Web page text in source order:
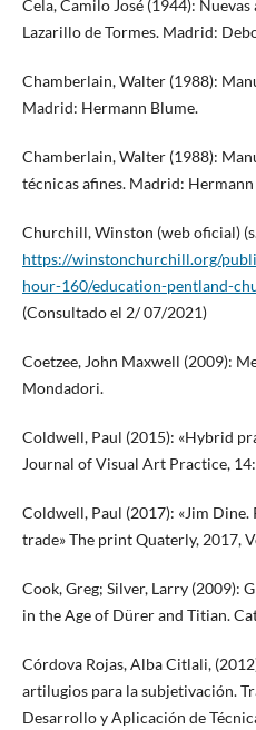
Cela, Camilo José (1944):
Lazarillo de Tormes. Madrid:
Chamberlain, Walter (1988):
Madrid: Hermann Blume.
Chamberlain, Walter (1988):
técnicas afines. Madrid:
Churchill, Winston (web oficial)
https://winstonchurchill.org/
hour-160/education-pentland-
(Consultado el 2/ 07/2021)
Coetzee, John Maxwell (2009):
Mondadori.
Coldwell, Paul (2015): «Hybrid
Journal of Visual Art Practice,
Coldwell, Paul (2017): «Jim
trade» The print Quaterly, 2017,
Cook, Greg; Silver, Larry (2009):
in the Age of Dürer and Titian.
Córdova Rojas, Alba Citlali,
artilugios para la subjetivación.
Desarrollo y Aplicación de